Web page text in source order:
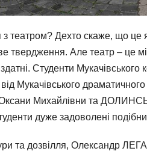
театром? Дехто скаже, що це
твердження. Але театр – це
Студенти
Мукачівського
Михайлівни та
дуже задоволені
та дозвілля, Олександр